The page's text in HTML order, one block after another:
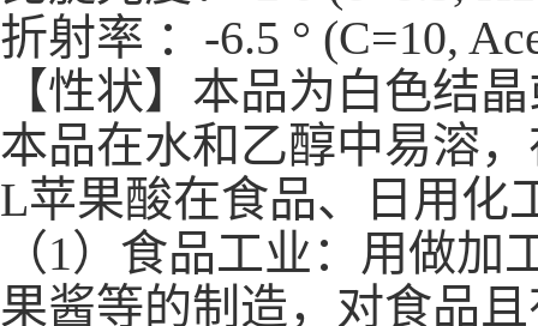
折射率 ：-6.5 ° (C=10,
【性状】本品为白色结
本品在水和乙醇中易溶
L苹果酸在食品、日用化
（1）食品工业：用做
果酱等的制造，对食品